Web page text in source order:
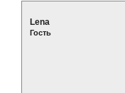
Lena
Гость